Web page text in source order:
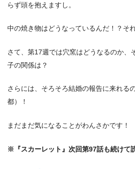
らず頭を抱えますし。
中の焼き物はどうなっているんだ！？そ
さて、第17週では穴窯はどうなるのか、
子の関係は？
さらには、そろそろ結婚の報告に来れる
都）！
まだまだ気になることがわんさかです！
※『スカーレット』次回第97話も続けて